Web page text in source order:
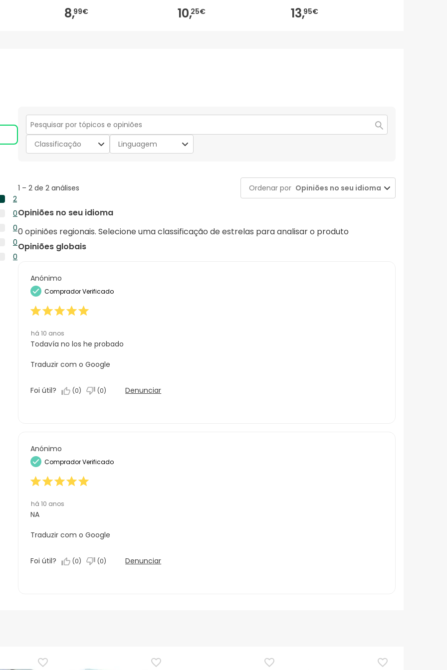
8,99€ 10,25€ 13,95€
2
2
análises
com
5
estrelas.
0
0
análise
com
4
0
0
análise
com
estrelas.
0
0
análise
estrelas.
0
análise
estrela.
Secção
para
pesquisar
Classificação Linguagem
1
to
de
análises
1 – 2 de 2 análises Ordenar por Opiniões no seu idioma
Opiniões no seu idioma
0 opiniões regionais. Selecione uma classificação de estrelas para analisar o produto
Opiniões globais
Anónimo
Comprador Verificado
há 10 anos
Todavía no los he probado
Traduzir com o Google
Foi útil? (0) (0) Denunciar
Anónimo
Comprador Verificado
há 10 anos
NA
Traduzir com o Google
Foi útil? (0) (0) Denunciar